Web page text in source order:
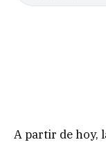
A partir de hoy,